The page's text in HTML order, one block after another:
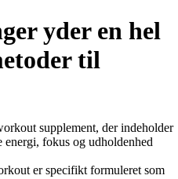
yder en hel
til
supplement, der indeholder
energi, fokus og udholdenhed
er specifikt formuleret som